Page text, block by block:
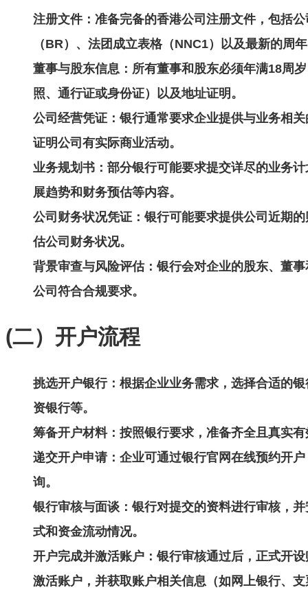
注册文件：准备完备的香港公司注册文件，包括
（BR）、法团成立表格（NNC1）以及最新的周
董事与股东信息 ：所有董事和股东必须年满18周
照、通行证或身份证）以及地址证明。
公司经营凭证 ：银行通常要求企业提供与业务相
证明公司有实际商业活动。
业务规划书 ：部分银行可能要求提交详尽的业务
展趋势和财务预估等内容。
公司财务状况凭证 ：银行可能要求提供公司近期
估公司财务状况。
背景审查与风险评估：银行会对企业的股东、董
公司符合合规要求。
(二）开户流程
挑选开户银行：根据企业业务需求，选择合适的
资银行等。
筹备开户材料：按照银行要求，准备齐全且真实
递交开户申请：企业可通过银行官网在线预约开
询。
银行审核与面谈 ：银行对提交的资料进行审核，
式和资金流动情况。
开户完成并激活账户 ：银行审核通过后，正式开
激活账户，并获取账户相关信息（如网上银行、